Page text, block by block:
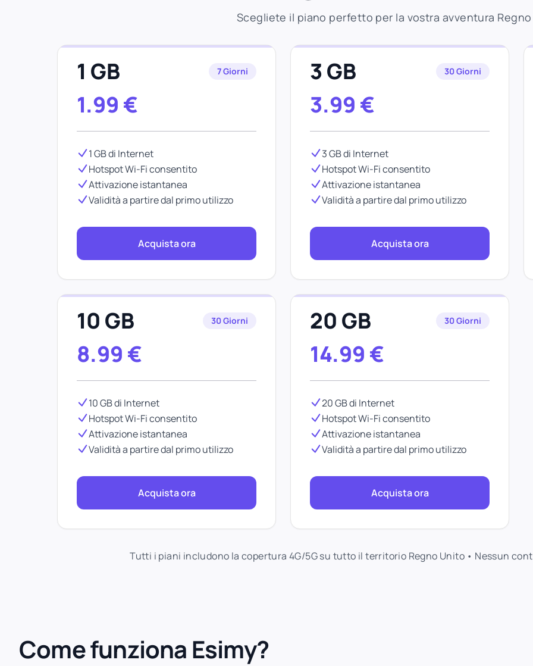
Scegliete il piano perfetto per la vostra avventura
1 GB 7 Giorni
1.99 €
1 GB di Internet
Hotspot Wi-Fi consentito
Attivazione istantanea
Validità a partire dal primo utilizzo
Acquista ora
3 GB 30 Giorni
3.99 €
3 GB di Internet
Hotspot Wi-Fi consentito
Attivazione istantanea
Validità a partire dal primo utilizzo
Acquista ora
10 GB 30 Giorni
8.99 €
10 GB di Internet
Hotspot Wi-Fi consentito
Attivazione istantanea
Validità a partire dal primo utilizzo
Acquista ora
20 GB 30 Giorni
14.99 €
20 GB di Internet
Hotspot Wi-Fi consentito
Attivazione istantanea
Validità a partire dal primo utilizzo
Acquista ora
Tutti i piani includono la copertura 4G/5G su tutto il territorio Regno Unito • Nessun
Come funziona Esimy?